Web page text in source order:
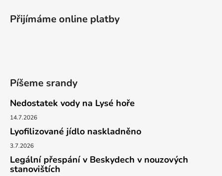
Přijímáme online platby
Píšeme srandy
Nedostatek vody na Lysé hoře
14.7.2026
Lyofilizované jídlo naskladněno
3.7.2026
Legální přespání v Beskydech v nouzových
stanovištích